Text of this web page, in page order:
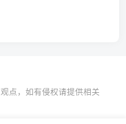
点，如有侵权请提供相关